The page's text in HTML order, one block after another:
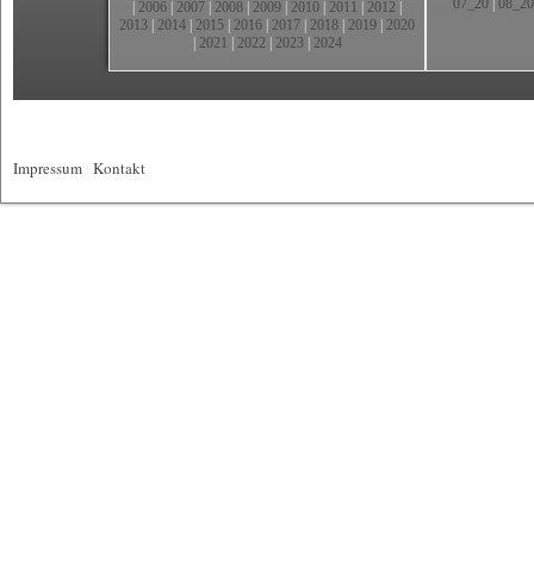
2006 2007 2008 2009 2010 2011 2012
2013 2014 2015 2016 2017 2018 2019 2020
2021 2022 2023| 2024
07_20 08_20
Impressum Kontakt